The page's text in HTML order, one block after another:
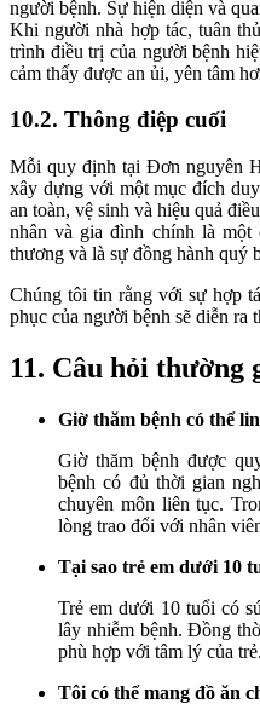
người bệnh. Sự hiện diện và
Khi người nhà hợp tác, tuân
trình điều trị của người bệnh
cảm thấy được an ủi, yên tâm
10.2. Thông điệp cuối
Mỗi quy định tại Đơn nguyên
xây dựng với một mục đích
an toàn, vệ sinh và hiệu quả
nhân và gia đình chính là một
thương và là sự đồng hành quý
Chúng tôi tin rằng với sự hợp
phục của người bệnh sẽ diễn ra
11. Câu hỏi thường
Giờ thăm bệnh có thể
Giờ thăm bệnh được
bệnh có đủ thời gian
chuyên môn liên tục.
lòng trao đổi với nhân
Tại sao trẻ em dưới 10
Trẻ em dưới 10 tuổi có
lây nhiễm bệnh. Đồng
phù hợp với tâm lý của trẻ.
Tôi có thể mang đồ ăn